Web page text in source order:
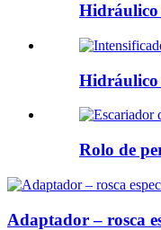
Hidráulico
Hidráulico
Rolo de
Adaptador – rosca